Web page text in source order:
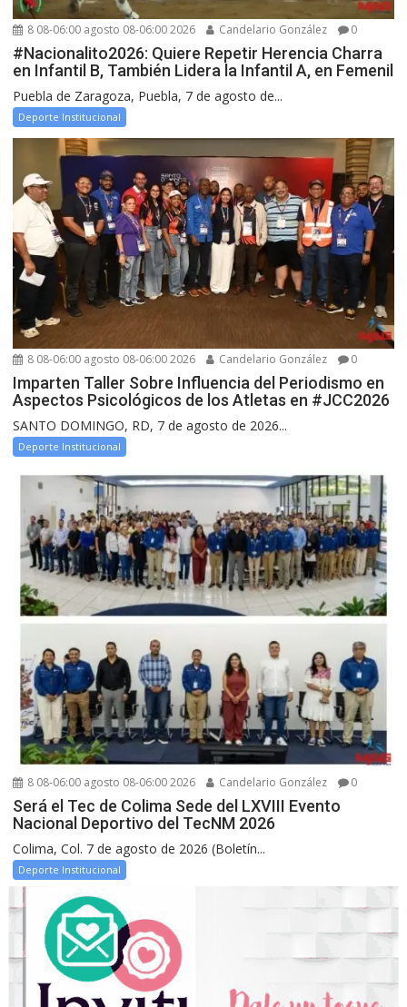
8 08-06:00 agosto 08-06:00 2026 Candelario González 0
#Nacionalito2026: Quiere Repetir Herencia Charra
en Infantil B, También Lidera la Infantil A, en Femenil
Puebla de Zaragoza, Puebla, 7 de agosto de...
Deporte Institucional
8 08-06:00 agosto 08-06:00 2026 Candelario González 0
Imparten Taller Sobre Influencia del Periodismo en
Aspectos Psicológicos de los Atletas en #JCC2026
SANTO DOMINGO, RD, 7 de agosto de 2026...
Deporte Institucional
8 08-06:00 agosto 08-06:00 2026 Candelario González 0
Será el Tec de Colima Sede del LXVIII Evento
Nacional Deportivo del TecNM 2026
Colima, Col. 7 de agosto de 2026 (Boletín...
Deporte Institucional